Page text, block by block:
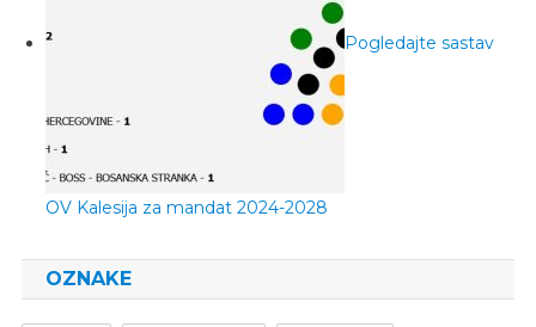
Pogledajte sastav
OV Kalesija za mandat 2024-2028
OZNAKE